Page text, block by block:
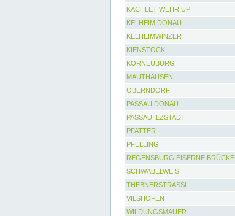
KACHLET WEHR UP
KELHEIM DONAU
KELHEIMWINZER
KIENSTOCK
KORNEUBURG
MAUTHAUSEN
OBERNDORF
PASSAU DONAU
PASSAU ILZSTADT
PFATTER
PFELLING
REGENSBURG EISERNE BRÜCKE
SCHWABELWEIS
THEBNERSTRASSL
VILSHOFEN
WILDUNGSMAUER